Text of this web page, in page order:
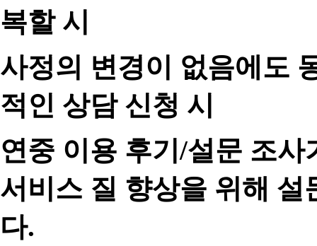
복할 시
사정의 변경이 없음에도
적인 상담 신청 시
연중 이용 후기/설문 조
서비스 질 향상을 위해
다.